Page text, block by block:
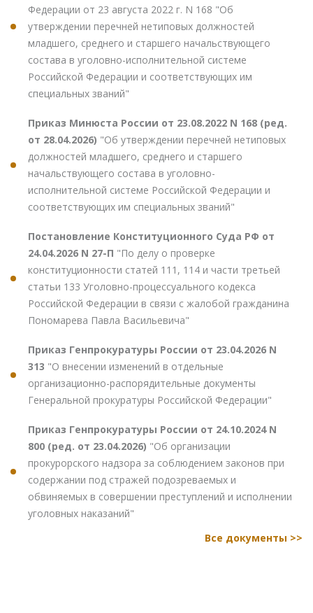
Федерации от 23 августа 2022 г. N 168 "Об
утверждении перечней нетиповых должностей
младшего, среднего и старшего начальствующего
состава в уголовно-исполнительной системе
Российской Федерации и соответствующих им
специальных званий"
Приказ Минюста России от 23.08.2022 N 168 (ред.
от 28.04.2026) "Об утверждении перечней нетиповых
должностей младшего, среднего и старшего
начальствующего состава в уголовно-
исполнительной системе Российской Федерации и
соответствующих им специальных званий"
Постановление Конституционного Суда РФ от
24.04.2026 N 27-П "По делу о проверке
конституционности статей 111, 114 и части третьей
статьи 133 Уголовно-процессуального кодекса
Российской Федерации в связи с жалобой гражданина
Пономарева Павла Васильевича"
Приказ Генпрокуратуры России от 23.04.2026 N
313 "О внесении изменений в отдельные
организационно-распорядительные документы
Генеральной прокуратуры Российской Федерации"
Приказ Генпрокуратуры России от 24.10.2024 N
800 (ред. от 23.04.2026) "Об организации
прокурорского надзора за соблюдением законов при
содержании под стражей подозреваемых и
обвиняемых в совершении преступлений и исполнении
уголовных наказаний"
Все документы >>